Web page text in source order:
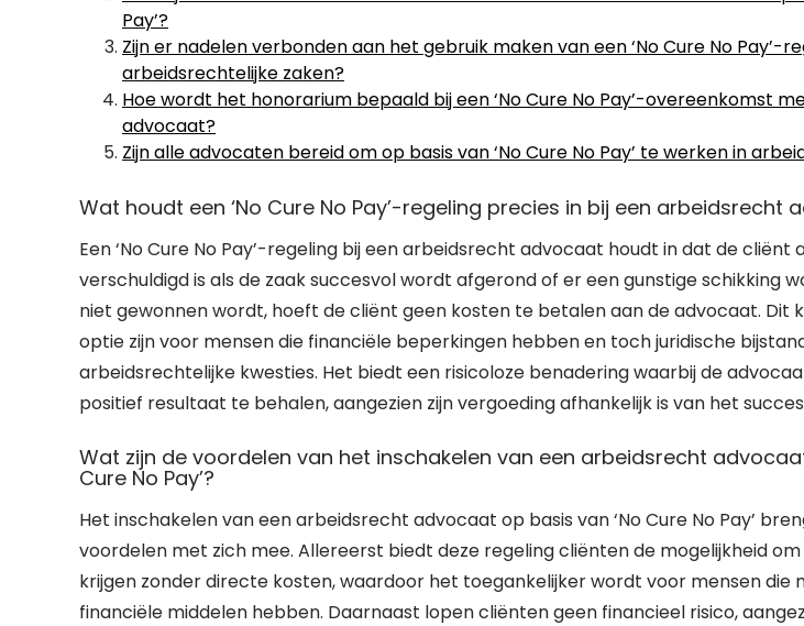
Pay’?
Zijn er nadelen verbonden aan het gebruik maken van een ‘No Cure No Pay’-
arbeidsrechtelijke zaken?
Hoe wordt het honorarium bepaald bij een ‘No Cure No Pay’-overeenkomst
advocaat?
Zijn alle advocaten bereid om op basis van ‘No Cure No Pay’ te werken in
Wat houdt een ‘No Cure No Pay’-regeling precies in bij een arbeidsrecht
Een ‘No Cure No Pay’-regeling bij een arbeidsrecht advocaat houdt in dat de cliënt
verschuldigd is als de zaak succesvol wordt afgerond of er een gunstige schikking
niet gewonnen wordt, hoeft de cliënt geen kosten te betalen aan de advocaat. Dit
optie zijn voor mensen die financiële beperkingen hebben en toch juridische
arbeidsrechtelijke kwesties. Het biedt een risicoloze benadering waarbij de
positief resultaat te behalen, aangezien zijn vergoeding afhankelijk is van het
Wat zijn de voordelen van het inschakelen van een arbeidsrecht
Cure No Pay’?
Het inschakelen van een arbeidsrecht advocaat op basis van ‘No Cure No Pay’
voordelen met zich mee. Allereerst biedt deze regeling cliënten de mogelijkheid
krijgen zonder directe kosten, waardoor het toegankelijker wordt voor mensen die
financiële middelen hebben. Daarnaast lopen cliënten geen financieel risico,